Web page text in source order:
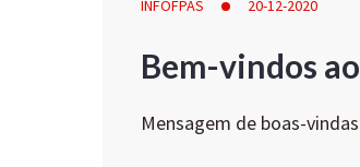
INFOFPAS 20-12-2020
Bem-vindos
Mensagem de boas-